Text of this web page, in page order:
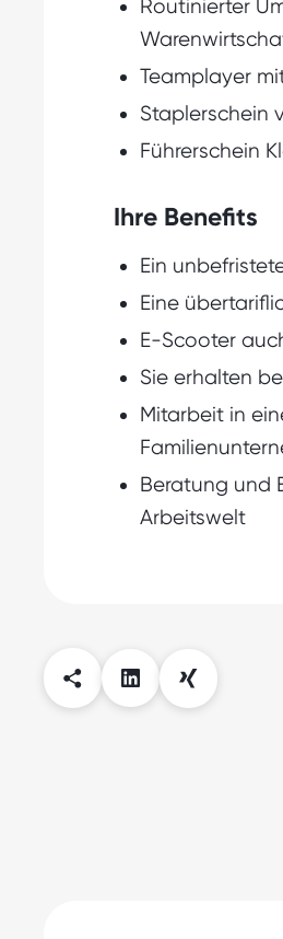
Routinierter
Teamplayer
Staplerschein
Führerschein
Ihre Benefits
Ein
Eine
E-Scooter
Sie erhalten
Mitarbeit in
Beratung und
Arbeitswelt